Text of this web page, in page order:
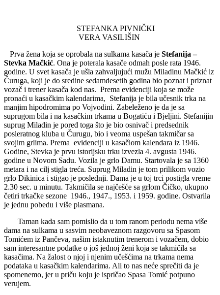
STEFANKA PIVNIČKI
VERA VASILIŠIN
Prva žena koja se oprobala na sulkama kasača je Stefanija –
Stevka Mačkić. Ona je poterala kasače odmah posle rata 1946.
godine. U svet kasača je ušla zahvaljujući mužu Miladinu Mačkić iz
Čuruga, koji je do sredine sedamdesetih godina bio poznat i priznat
vozač i trener kasača kod nas. Prema evidenciji koja se može
pronaći u kasačkim kalendarima, Stefanija je bila učesnik trka na
manjim hipodromima po Vojvodini. Zabeleženo je da je sa
suprugom bila i na kasačkim trkama u Bogatiću i Bjeljini. Stefanijin
suprug Miladin je pored toga što je bio osnivač i predsednik
posleratnog kluba u Čurugu, bio i veoma uspešan takmičar sa
svojim grlima. Prema evidenciji u kasačlom kalendara iz 1946.
Godine, Stevka je prvu istorijsku trku izvezla 4. avgusta 1946.
godine u Novom Sadu. Vozila je grlo Damu. Startovala je sa 1360
metara i na cilj stigla treća. Suprug Miladin je tom prilikom vozio
grlo Dikinica i stigao je poslednji. Dama je u toj trci postigla vreme
2.30 sec. u minutu. Takmičila se najčešće sa grlom Čičko, ukupno
četiri trkačke sezone 1946., 1947., 1953. i 1959. godine. Ostvarila
je jednu pobedu i više plasmana.
Taman kada sam pomislio da u tom ranom periodu nema više
dama na sulkama u sasvim neobaveznom razgovoru sa Spasom
Tomićem iz Pančeva, našim istaknutim trenerom i vozačem, dobio
sam interesantne podatke o još jednoj ženi koja se takmičila sa
kasačima. Na žalost o njoj i njenim učešćima na trkama nema
podataka u kasačkim kalendarima. Ali to nas neće sprečiti da je
spomenemo, jer u priču koju je ispričao Spasa Tomić potpuno
verujem.